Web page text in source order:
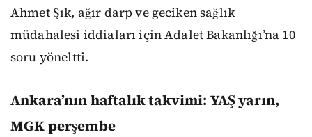
Ahmet Şık, ağır darp ve geciken sağlık
müdahalesi iddiaları için Adalet Bakanlığı’na 10
soru yöneltti.
Ankara’nın haftalık takvimi: YAŞ yarın,
MGK perşembe